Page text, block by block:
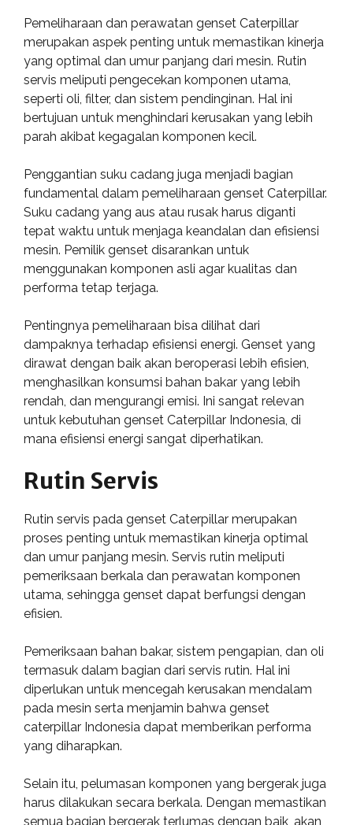
Pemeliharaan dan perawatan genset Caterpillar
merupakan aspek penting untuk memastikan kinerja
yang optimal dan umur panjang dari mesin. Rutin
servis meliputi pengecekan komponen utama,
seperti oli, filter, dan sistem pendinginan. Hal ini
bertujuan untuk menghindari kerusakan yang lebih
parah akibat kegagalan komponen kecil.
Penggantian suku cadang juga menjadi bagian
fundamental dalam pemeliharaan genset Caterpillar.
Suku cadang yang aus atau rusak harus diganti
tepat waktu untuk menjaga keandalan dan efisiensi
mesin. Pemilik genset disarankan untuk
menggunakan komponen asli agar kualitas dan
performa tetap terjaga.
Pentingnya pemeliharaan bisa dilihat dari
dampaknya terhadap efisiensi energi. Genset yang
dirawat dengan baik akan beroperasi lebih efisien,
menghasilkan konsumsi bahan bakar yang lebih
rendah, dan mengurangi emisi. Ini sangat relevan
untuk kebutuhan genset Caterpillar Indonesia, di
mana efisiensi energi sangat diperhatikan.
Rutin Servis
Rutin servis pada genset Caterpillar merupakan
proses penting untuk memastikan kinerja optimal
dan umur panjang mesin. Servis rutin meliputi
pemeriksaan berkala dan perawatan komponen
utama, sehingga genset dapat berfungsi dengan
efisien.
Pemeriksaan bahan bakar, sistem pengapian, dan oli
termasuk dalam bagian dari servis rutin. Hal ini
diperlukan untuk mencegah kerusakan mendalam
pada mesin serta menjamin bahwa genset
caterpillar Indonesia dapat memberikan performa
yang diharapkan.
Selain itu, pelumasan komponen yang bergerak juga
harus dilakukan secara berkala. Dengan memastikan
semua bagian bergerak terlumas dengan baik, akan